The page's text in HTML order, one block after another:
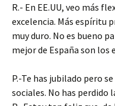
R.- En EE.UU, veo más
excelencia. Más espíritu
muy duro. No es bueno
mejor de España son los
P.-Te has jubilado pero
sociales. No has